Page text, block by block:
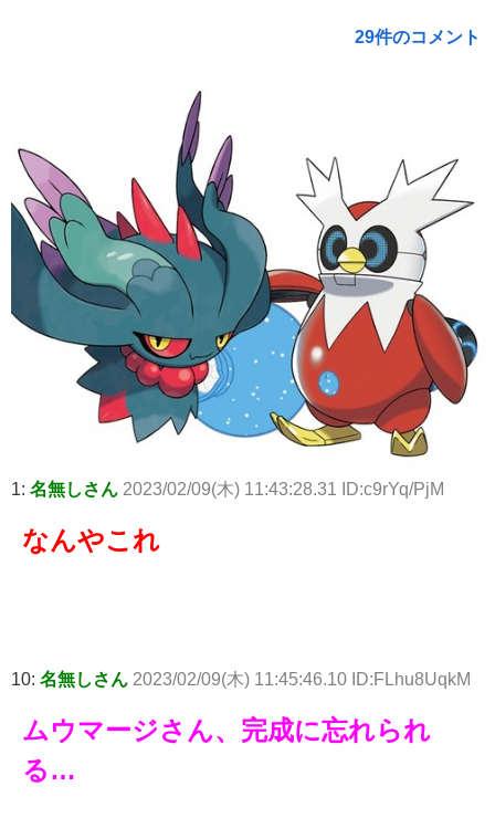
29件のコメント
1: 名無しさん 2023/02/09(木) 11:43:28.31 ID:c9rYq/PjM
なんやこれ
10: 名無しさん 2023/02/09(木) 11:45:46.10 ID:FLhu8UqkM
ムウマージさん、完成に忘れられ
る…